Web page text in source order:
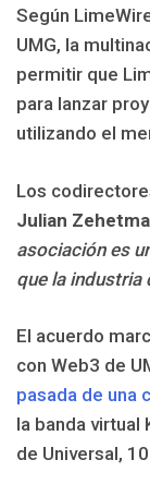
Según
UMG, la
permitir que
para lanzar
utilizando el
Los
Julian
asociación es
que la industria
El acuerdo
con Web3 de
pasada de una
la banda virtual
de Universal,